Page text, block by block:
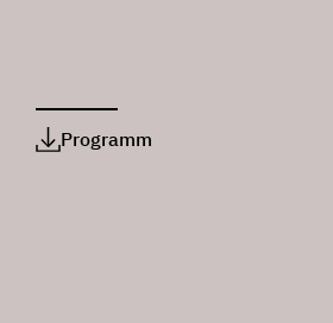
Programm